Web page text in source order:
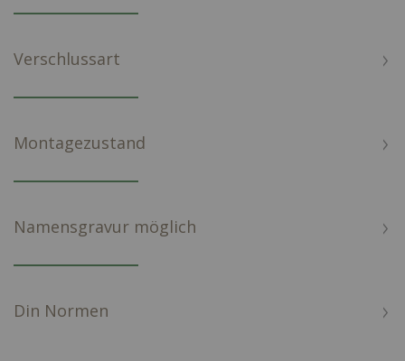
Verschlussart
Montagezustand
Namensgravur möglich
Din Normen